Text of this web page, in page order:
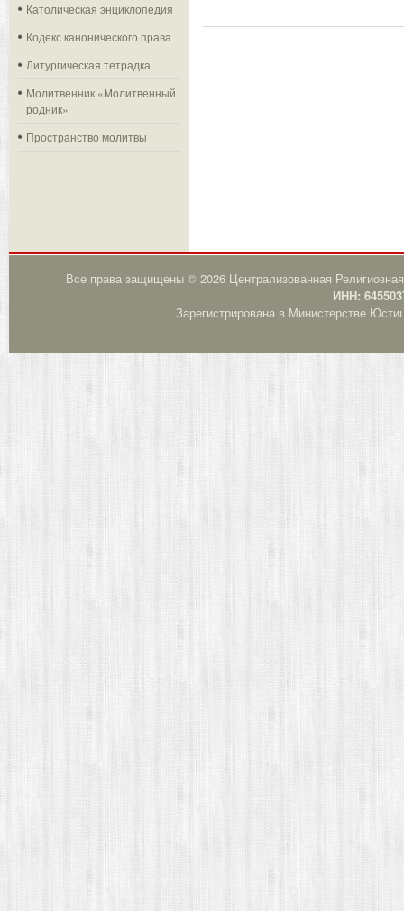
Католическая энциклопедия
Кодекс канонического права
Литургическая тетрадка
Молитвенник «Молитвенный
родник»
Пространство молитвы
Все права защищены © 2026 Централизованная
ИНН:
Зарегистрирована в Министерстве